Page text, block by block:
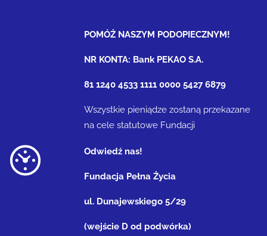
POMÓŻ NASZYM PODOPIECZNYM!
NR KONTA: Bank PEKAO S.A.
81 1240 4533 1111 0000 5427 6879
Wszystkie pieniądze zostaną przekazane
na cele statutowe Fundacji
Odwiedź nas!
Fundacja Pełna Życia
ul. Dunajewskiego 5/29
(wejście D od podwórka)